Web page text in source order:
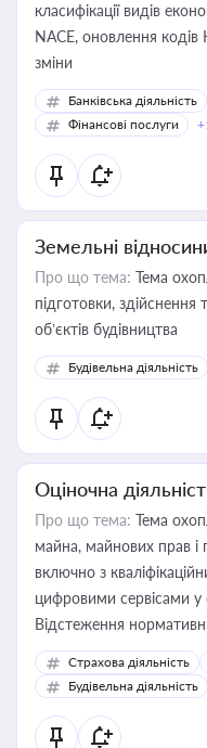
класифікації видів
NACE, оновлення
зміни
Банківська діяльність
Фінансові послуги
Земельні
Про що тема: Тема
підготовки, здійснення
об’єктів будівництва
Будівельна діяльність
Оціночна
Про що тема: Тема
майна, майнових прав і
включно з
цифровими сервісами у
Відстеження
корисне для власника
бухгалтера під час
державного майна,
статусу суб'єктів
Страхова діяльність
Будівельна діяльність